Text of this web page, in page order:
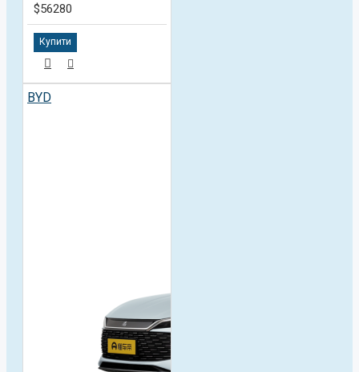
$56280
Купити
BYD